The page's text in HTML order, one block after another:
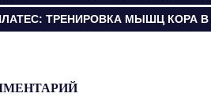
ТРЕНИРОВКА МЫШЦ КОРА